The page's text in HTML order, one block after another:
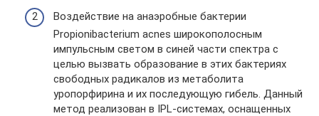
Воздействие на анаэробные бактерии
Propionibacterium acnes широкополосным
импульсным светом в синей части спектра с
целью вызвать образование в этих бактериях
свободных радикалов из метаболита
уропорфирина и их последующую гибель. Данный
метод реализован в IPL-системах, оснащенных